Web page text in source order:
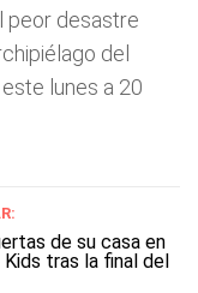
peor desastre
del
lunes a 20
de su casa en
tras la final del